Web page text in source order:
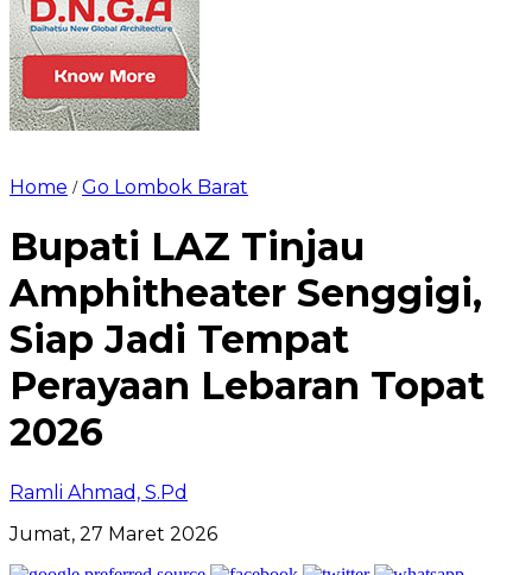
Home /Go Lombok Barat
Bupati LAZ Tinjau
Amphitheater Senggigi,
Siap Jadi Tempat
Perayaan Lebaran Topat
2026
Ramli Ahmad, S.Pd
Jumat, 27 Maret 2026